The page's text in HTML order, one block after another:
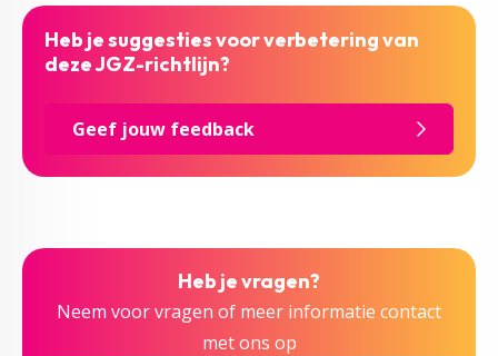
Heb je suggesties voor verbetering van
deze JGZ-richtlijn?
Geef jouw feedback
Heb je vragen?
Neem voor vragen of meer informatie contact
met ons op